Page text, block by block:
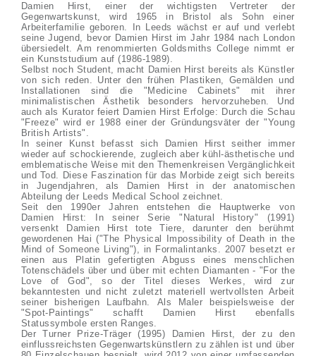
Damien Hirst, einer der wichtigsten Vertreter der
Gegenwartskunst, wird 1965 in Bristol als Sohn einer
Arbeiterfamilie geboren. In Leeds wächst er auf und verlebt
seine Jugend, bevor Damien Hirst im Jahr 1984 nach London
übersiedelt. Am renommierten Goldsmiths College nimmt er
ein Kunststudium auf (1986-1989).
Selbst noch Student, macht Damien Hirst bereits als Künstler
von sich reden. Unter den frühen Plastiken, Gemälden und
Installationen sind die "Medicine Cabinets" mit ihrer
minimalistischen Ästhetik besonders hervorzuheben. Und
auch als Kurator feiert Damien Hirst Erfolge: Durch die Schau
"Freeze" wird er 1988 einer der Gründungsväter der "Young
British Artists".
In seiner Kunst befasst sich Damien Hirst seither immer
wieder auf schockierende, zugleich aber kühl-ästhetische und
emblematische Weise mit den Themenkreisen Vergänglichkeit
und Tod. Diese Faszination für das Morbide zeigt sich bereits
in Jugendjahren, als Damien Hirst in der anatomischen
Abteilung der Leeds Medical School zeichnet.
Seit den 1990er Jahren entstehen die Hauptwerke von
Damien Hirst: In seiner Serie "Natural History" (1991)
versenkt Damien Hirst tote Tiere, darunter den berühmt
gewordenen Hai ("The Physical Impossibility of Death in the
Mind of Someone Living"), in Formalintanks. 2007 besetzt er
einen aus Platin gefertigten Abguss eines menschlichen
Totenschädels über und über mit echten Diamanten - "For the
Love of God", so der Titel dieses Werkes, wird zur
bekanntesten und nicht zuletzt materiell wertvollsten Arbeit
seiner bisherigen Laufbahn. Als Maler beispielsweise der
"Spot-Paintings" schafft Damien Hirst ebenfalls
Statussymbole ersten Ranges.
Der Turner Prize-Träger (1995) Damien Hirst, der zu den
einflussreichsten Gegenwartskünstlern zu zählen ist und über